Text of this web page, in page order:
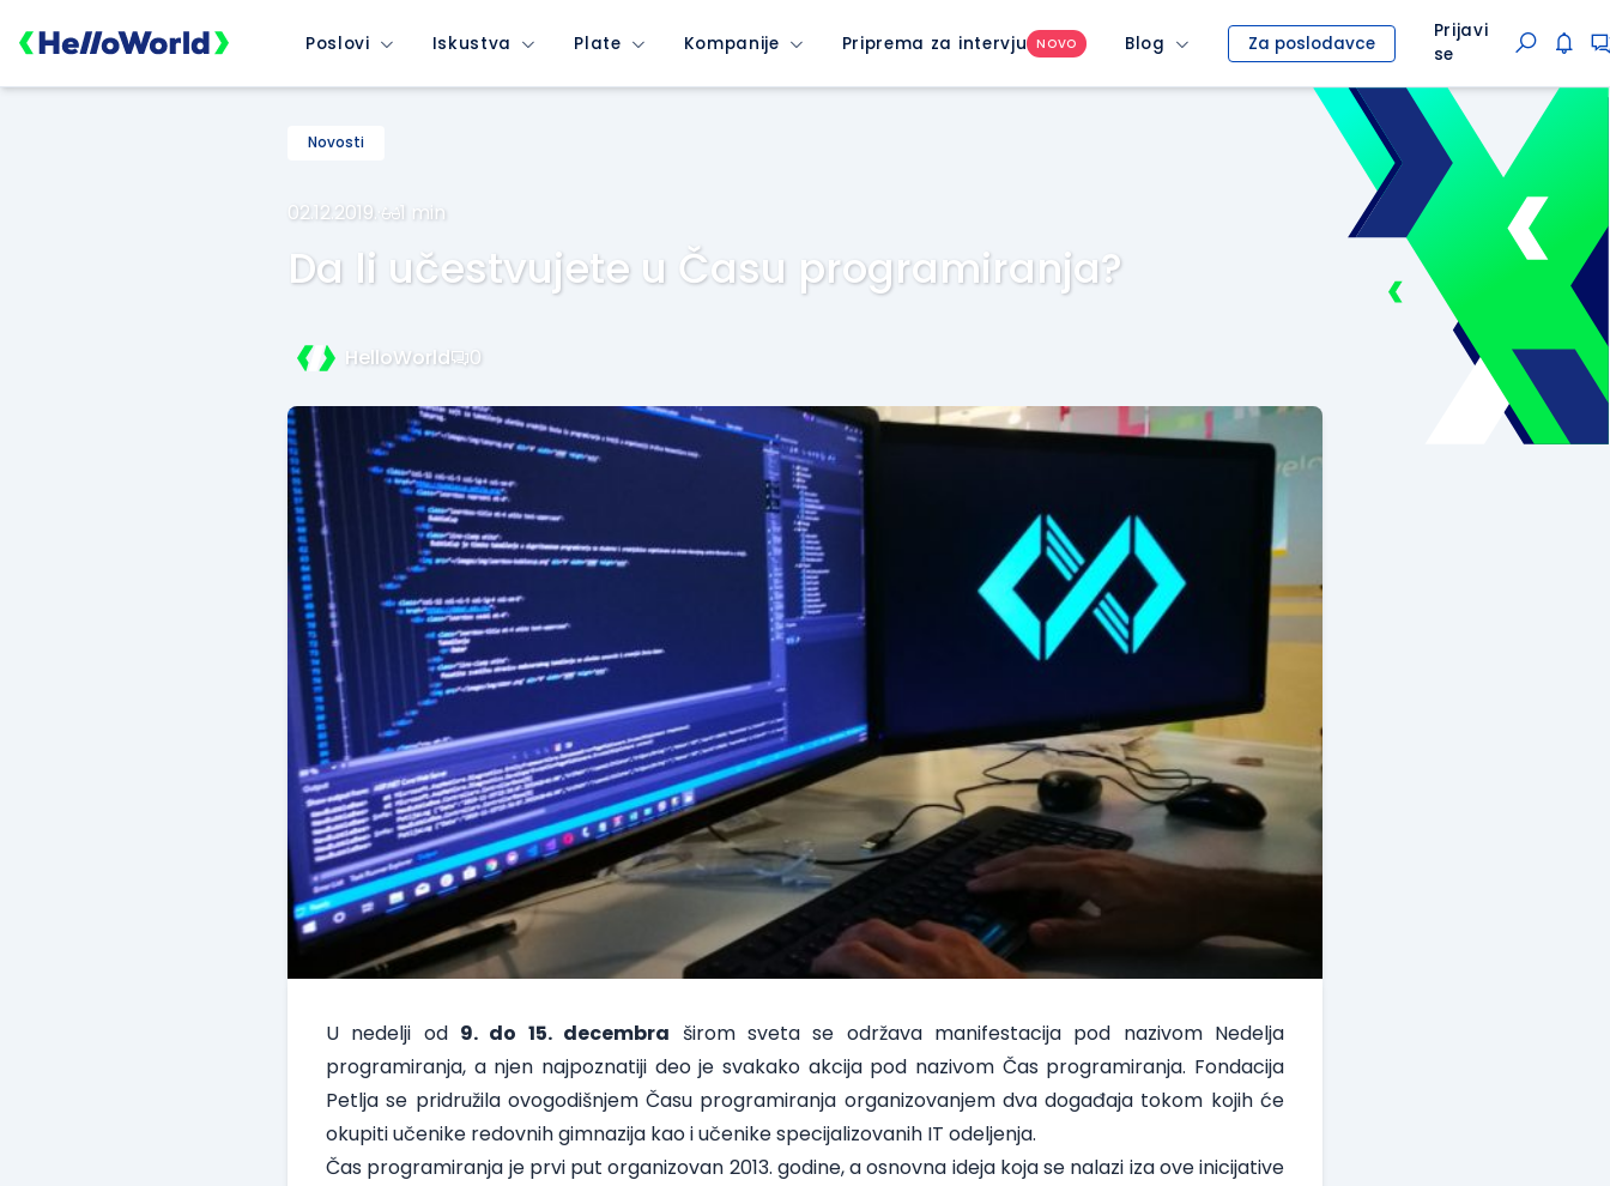
Poslovi Iskustva Plate Kompanije Priprema za intervju NOVO Blog Za poslodavce
Prijavi
se
Novosti
02.12.2019. 1 min
Da li učestvujete u Času programiranja?
HelloWorld 0
U nedelji od 9. do 15. decembra širom sveta se održava manifestacija pod nazivom Nedelja
programiranja, a njen najpoznatiji deo je svakako akcija pod nazivom Čas programiranja. Fondacija
Petlja se pridružila ovogodišnjem Času programiranja organizovanjem dva događaja tokom kojih će
okupiti učenike redovnih gimnazija kao i učenike specijalizovanih IT odeljenja.
Čas programiranja je prvi put organizovan 2013. godine, a osnovna ideja koja se nalazi iza ove inicijative